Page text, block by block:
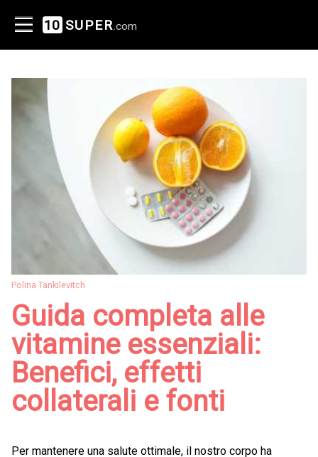
10 SUPER .com
Polina Tankilevitch
Guida completa alle
vitamine essenziali:
Benefici, effetti
collaterali e fonti
Per mantenere una salute ottimale, il nostro corpo ha